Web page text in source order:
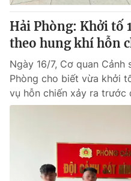
Hải Phòng: Khởi tố
theo hung khí hỗn
Ngày 16/7, Cơ quan
Phòng cho biết vừa khởi
vụ hỗn chiến xảy ra trước